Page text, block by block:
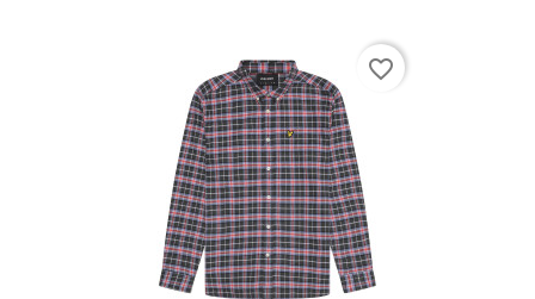
favorite_border